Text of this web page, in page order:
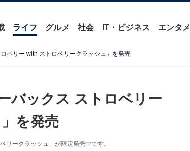
ライフ グルメ 社会 IT・ビジネス エンタメ
ベリー with ストロベリークラッシュ」を発売
バックス ストロベリー
を発売
リークラッシュ」が限定発売中です。